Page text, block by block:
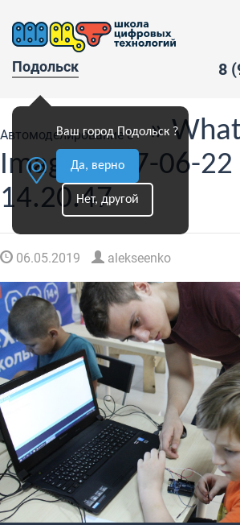
Подольск
Ваш город Подольск ?
Да, верно
Нет, другой
8
Автомоделирование 8+»
Image 2017-06-
14.20.47
06.05.2019 alekseenko